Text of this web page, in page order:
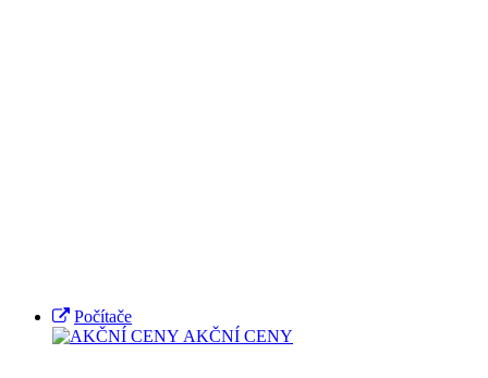
Počítače
AKČNÍ CENY